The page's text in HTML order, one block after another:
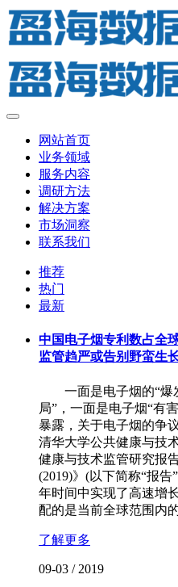
网站首页
业务领域
服务内容
调研方法
解决方案
市场洞察
联系我们
推荐
热门
最新
中国电子烟专利数占全
监管趋严或告别野蛮生
一面是电子烟的“爆
局”，一面是电子烟“有
暴露，关于电子烟的
清华大学公共健康与技
健康与技术监管研究报
(2019)》(以下简称“报
年时间中实现了高速增
配的是当前全球范围内
了解更多
09-03 / 2019